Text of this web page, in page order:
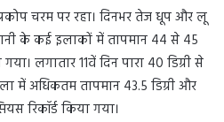
चरम पर रहा। दिनभर तेज धूप और लू
के कई इलाकों में तापमान 44 से 45
लगातार 11वें दिन पारा 40 डिग्री से
में अधिकतम तापमान 43.5 डिग्री और
रिकॉर्ड किया गया।